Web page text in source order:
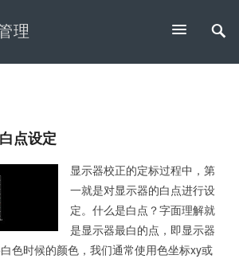
理
点设定
显示器校正的定标过程中，第
一就是对显示器的白点进行设
定。什么是白点？字面理解就
是显示器最白的点，即显示器
色时候的颜色，我们通常使用色坐标xy或